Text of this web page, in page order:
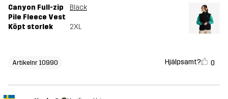
Canyon Full-zip
Pile Fleece Vest
Black
Köpt storlek 2XL
Artikelnr 10990 Hjälpsamt? 0